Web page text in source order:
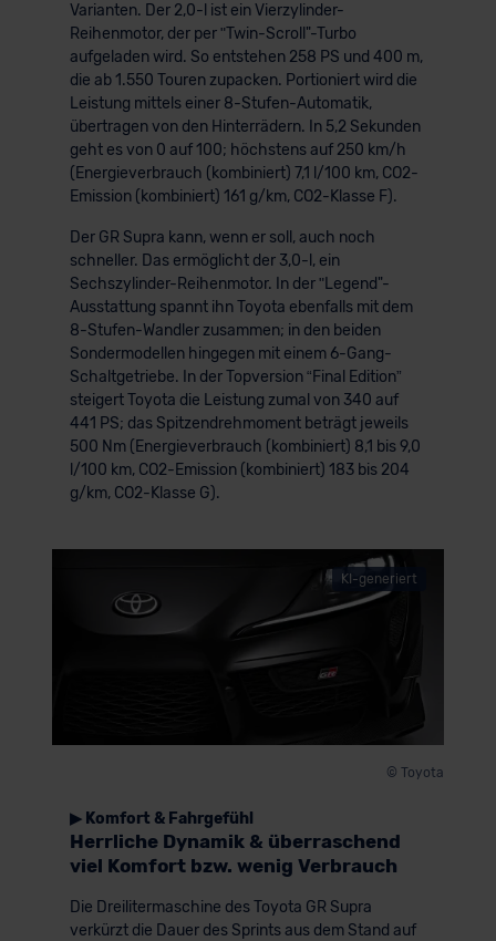
Varianten. Der 2,0-l ist ein Vierzylinder-
Reihenmotor, der per ʺTwin-Scroll"-Turbo
aufgeladen wird. So entstehen 258 PS und 400 m,
die ab 1.550 Touren zupacken. Portioniert wird die
Leistung mittels einer 8-Stufen-Automatik,
übertragen von den Hinterrädern. In 5,2 Sekunden
geht es von 0 auf 100; höchstens auf 250 km/h
(Energieverbrauch (kombiniert) 7,1 l/100 km, CO2-
Emission (kombiniert) 161 g/km, CO2-Klasse F).
Der GR Supra kann, wenn er soll, auch noch
schneller. Das ermöglicht der 3,0-l, ein
Sechszylinder-Reihenmotor. In der ʺLegend"-
Ausstattung spannt ihn Toyota ebenfalls mit dem
8-Stufen-Wandler zusammen; in den beiden
Sondermodellen hingegen mit einem 6-Gang-
Schaltgetriebe. In der Topversion “Final Edition”
steigert Toyota die Leistung zumal von 340 auf
441 PS; das Spitzendrehmoment beträgt jeweils
500 Nm (Energieverbrauch (kombiniert) 8,1 bis 9,0
l/100 km, CO2-Emission (kombiniert) 183 bis 204
g/km, CO2-Klasse G).
KI-generiert
© Toyota
▶ Komfort & Fahrgefühl
Herrliche Dynamik & überraschend
viel Komfort bzw. wenig Verbrauch
Die Dreilitermaschine des Toyota GR Supra
verkürzt die Dauer des Sprints aus dem Stand auf